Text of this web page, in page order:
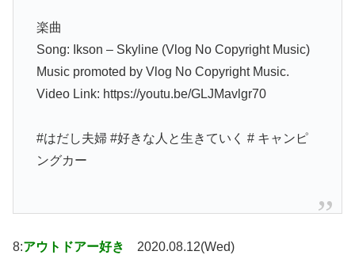
楽曲
Song: Ikson – Skyline (Vlog No Copyright Music)
Music promoted by Vlog No Copyright Music.
Video Link: https://youtu.be/GLJMavlgr70
#はだし夫婦 #好きな人と生きていく # キャンピ
ングカー
8:アウトドアー好き 2020.08.12(Wed)